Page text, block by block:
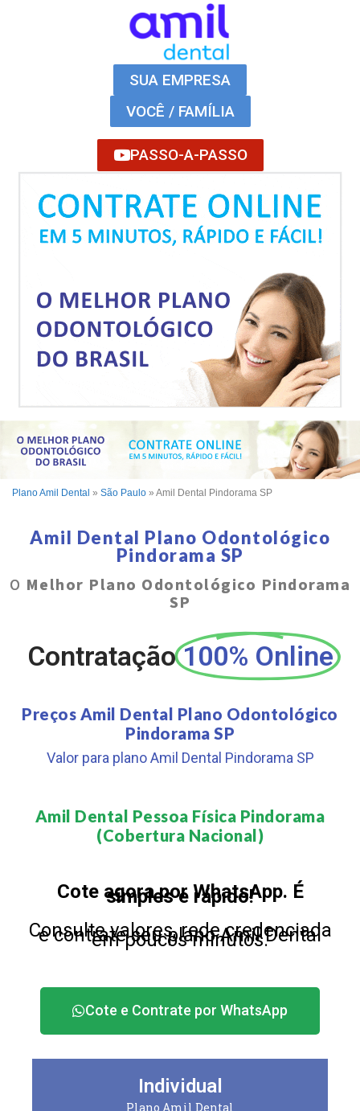
SUA EMPRESA
VOCÊ / FAMÍLIA
PASSO-A-PASSO
Plano Amil Dental » São Paulo » Amil Dental Pindorama SP
Amil Dental Plano Odontológico
Pindorama SP
O Melhor Plano Odontológico Pindorama
SP
Contratação 100% Online
Preços Amil Dental Plano Odontológico
Pindorama SP
Valor para plano Amil Dental Pindorama SP
Amil Dental Pessoa Física Pindorama
(Cobertura Nacional)​
Cote agora por WhatsApp. É
simples e rápido!
Consulte valores, rede credenciada
e contrate seu plano Amil Dental
em poucos minutos.
Cote e Contrate por WhatsApp
Individual
Plano Amil Dental